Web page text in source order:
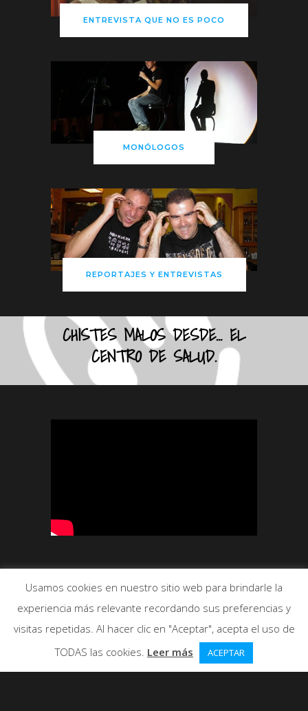
ENTREVISTA QUE NO ES POCO
MONÓLOGOS
REPORTAJES Y ENTREVISTAS
CHISTES MALOS DESDE… EL
CENTRO DE SALUD.
Usamos cookies en nuestro sitio web para brindarle la
experiencia más relevante recordando sus preferencias y
visitas repetidas. Al hacer clic en "Aceptar", acepta el uso de
TODAS las cookies. Leer más ACEPTAR